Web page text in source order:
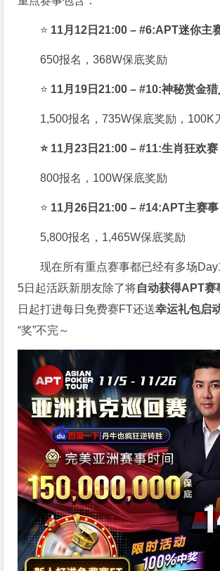
⭐ 11月12日21:00 – #6:APT迷你主
650报名，368W保底奖励
⭐ 11月19日21:00 – #10:神秘赏金
1,500报名，735W保底奖励，100K
⭐ 11月23日21:00 – #11:生肖狂欢赛
800报名，100W保底奖励
⭐ 11月26日21:00 – #14:APT主赛事
5,800报名，1,465W保底奖励
现在所有重点赛事都已经有多场
5日起活跃新朋友除了将自动获得APT赛
日起打进每日免费赛FT还送幸运礼包启
“奖”不完～